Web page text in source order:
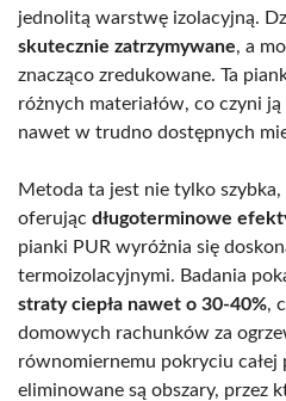
jednolitą warstwę izolacyjną.
skutecznie zatrzymywane, a
znacząco zredukowane. Ta
różnych materiałów, co czyni
nawet w trudno dostępnych
Metoda ta jest nie tylko szybka,
oferując długoterminowe
pianki PUR wyróżnia się
termoizolacyjnymi. Badania
straty ciepła nawet o 30-40%,
domowych rachunków za
równomiernemu pokryciu całej
eliminowane są obszary, przez